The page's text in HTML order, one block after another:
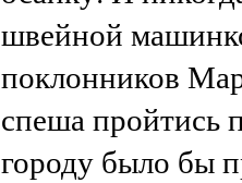
швейной
поклонников
спеша пройтись
городу было бы